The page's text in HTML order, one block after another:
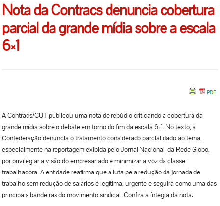
Nota da Contracs denuncia cobertura
parcial da grande mídia sobre a escala
6×1
A Contracs/CUT publicou uma nota de repúdio criticando a cobertura da
grande mídia sobre o debate em torno do fim da escala 6×1. No texto, a
Confederação denuncia o tratamento considerado parcial dado ao tema,
especialmente na reportagem exibida pelo Jornal Nacional, da Rede Globo,
por privilegiar a visão do empresariado e minimizar a voz da classe
trabalhadora. A entidade reafirma que a luta pela redução da jornada de
trabalho sem redução de salários é legítima, urgente e seguirá como uma das
principais bandeiras do movimento sindical. Confira a íntegra da nota: